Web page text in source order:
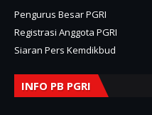
Pengurus Besar PGRI
Registrasi Anggota PGRI
Siaran Pers Kemdikbud
INFO PB PGRI